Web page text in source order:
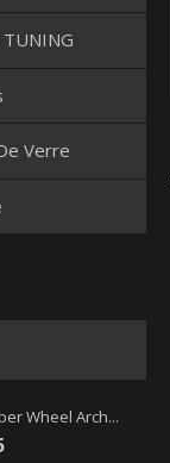
Verre
Wheel Arch...